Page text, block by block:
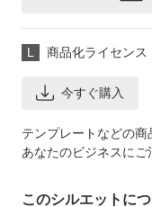
L 商品化ライセンス
今すぐ購入
テンプレートなどの商
あなたのビジネスにご
このシルエットに